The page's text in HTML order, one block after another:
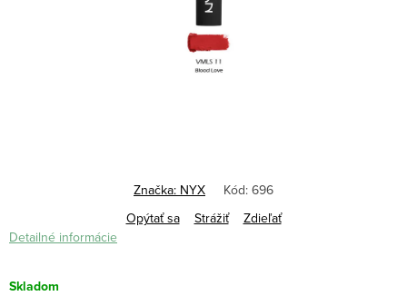
Detailné informácie
Skladom
Značka: NYX Kód: 696
Opýtať sa
Strážiť Zdieľať